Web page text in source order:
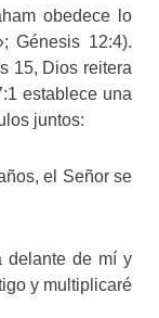
obedece lo
Génesis 12:4).
15, Dios reitera
establece una
juntos:
el Señor se
delante de mí y
y multiplicaré